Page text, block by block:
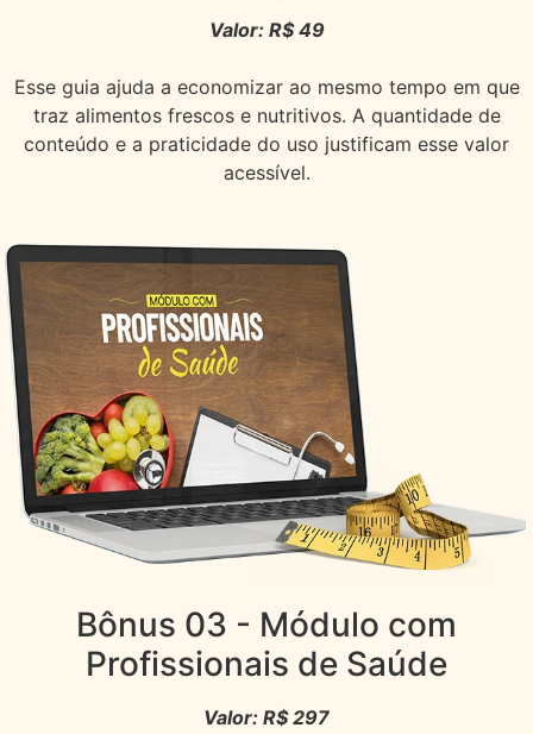
Valor: R$ 49
Esse guia ajuda a economizar ao mesmo tempo em que
traz alimentos frescos e nutritivos. A quantidade de
conteúdo e a praticidade do uso justificam esse valor
acessível.
Bônus 03 - Módulo com
Profissionais de Saúde
Valor: R$ 297